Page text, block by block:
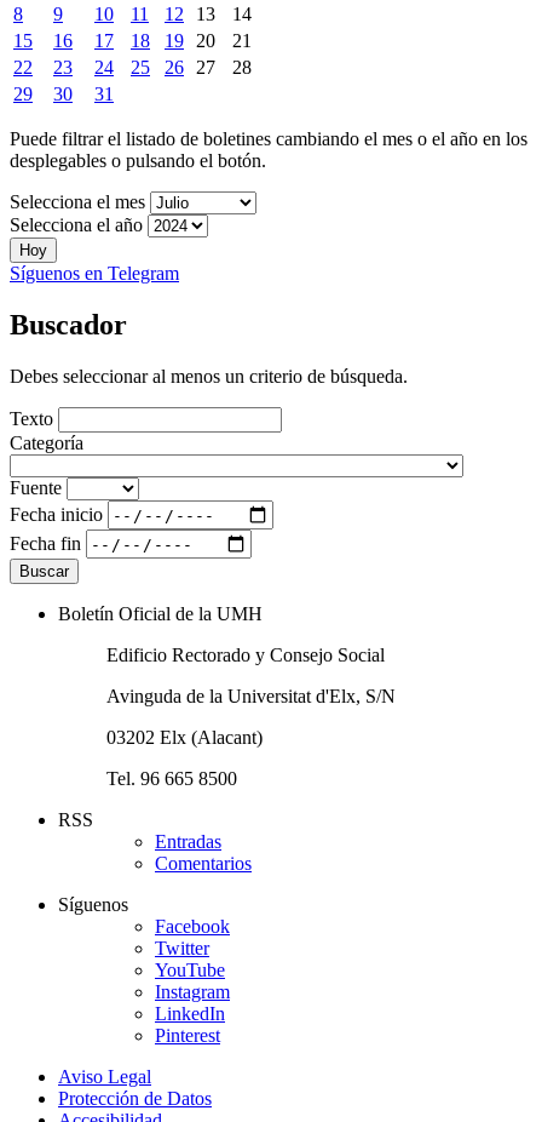
8
9 10 11 12 13
14
15
16 17 18 19 20
21
22
23 24 25 26 27
28
29
30 31
Puede filtrar el listado de boletines cambiando el mes o el año en los
desplegables o pulsando el botón.
Selecciona el mes
Selecciona el año
Hoy
Síguenos en Telegram
Buscador
Debes seleccionar al menos un criterio de búsqueda.
Texto
Categoría
Fuente
Fecha inicio
Fecha fin
Boletín Oficial de la UMH
Edificio Rectorado y Consejo Social
Avinguda de la Universitat d'Elx, S/N
03202 Elx (Alacant)
Tel. 96 665 8500
RSS
Entradas
Comentarios
Síguenos
Facebook
Twitter
YouTube
Instagram
LinkedIn
Pinterest
Aviso Legal
Protección de Datos